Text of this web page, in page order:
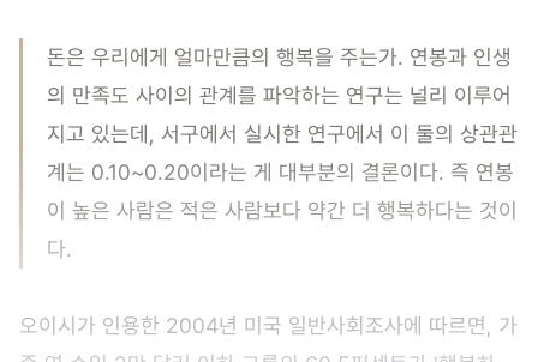
돈은 우리에게 얼마만큼의 행복을 주는가. 연봉과 인생
의 만족도 사이의 관계를 파악하는 연구는 널리 이루어
지고 있는데, 서구에서 실시한 연구에서 이 둘의 상관관
계는 0.10~0.20이라는 게 대부분의 결론이다. 즉 연봉
이 높은 사람은 적은 사람보다 약간 더 행복하다는 것이
다.
오이시가 인용한 2004년 미국 일반사회조사에 따르면, 가